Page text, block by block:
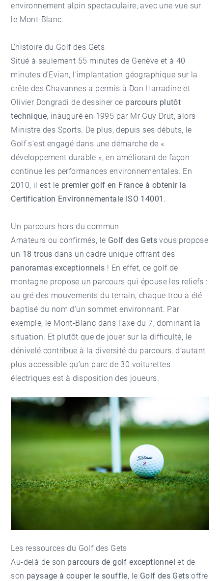
environnement alpin spectaculaire, avec une vue sur
le Mont-Blanc.
L'histoire du Golf des Gets
Situé à seulement 55 minutes de Genève et à 40
minutes d'Evian, l’implantation géographique sur la
crête des Chavannes a permis à Don Harradine et
Olivier Dongradi de dessiner ce parcours plutôt
technique, inauguré en 1995 par Mr Guy Drut, alors
Ministre des Sports. De plus, depuis ses débuts, le
Golf s’est engagé dans une démarche de «
développement durable », en améliorant de façon
continue les performances environnementales. En
2010, il est le premier golf en France à obtenir la
Certification Environnementale ISO 14001 .
Un parcours hors du commun
Amateurs ou confirmés, le Golf des Gets vous propose
un 18 trous dans un cadre unique offrant des
panoramas exceptionnels ! En effet, ce golf de
montagne propose un parcours qui épouse les reliefs :
au gré des mouvements du terrain, chaque trou a été
baptisé du nom d’un sommet environnant. Par
exemple, le Mont-Blanc dans l'axe du 7, dominant la
situation. Et plutôt que de jouer sur la difficulté, le
dénivelé contribue à la diversité du parcours, d’autant
plus accessible qu’un parc de 30 voiturettes
électriques est à disposition des joueurs.
Les ressources du Golf des Gets
Au-delà de son parcours de golf exceptionnel et de
son paysage à couper le souffle, le Golf des Gets offre